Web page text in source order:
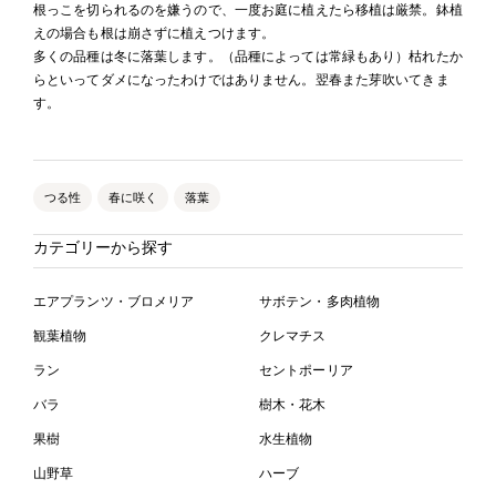
根っこを切られるのを嫌うので、一度お庭に植えたら移植は厳禁。鉢植
えの場合も根は崩さずに植えつけます。
多くの品種は冬に落葉します。（品種によっては常緑もあり）枯れたか
らといってダメになったわけではありません。翌春また芽吹いてきま
す。
つる性 春に咲く 落葉
カテゴリーから探す
エアプランツ・ブロメリア サボテン・多肉植物
観葉植物 クレマチス
ラン セントポーリア
バラ 樹木・花木
果樹 水生植物
山野草 ハーブ